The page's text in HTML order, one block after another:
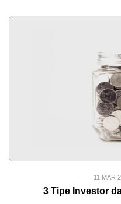
11 MAR
3 Tipe Investor